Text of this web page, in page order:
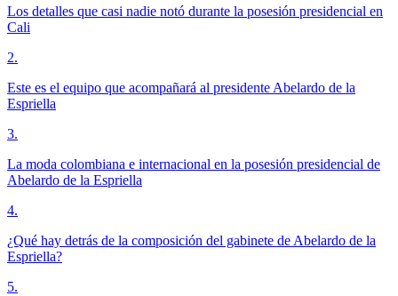
Los detalles que casi nadie notó durante la posesión presidencial en
Cali
2.
Este es el equipo que acompañará al presidente Abelardo de la
Espriella
3.
La moda colombiana e internacional en la posesión presidencial de
Abelardo de la Espriella
4.
¿Qué hay detrás de la composición del gabinete de Abelardo de la
Espriella?
5.